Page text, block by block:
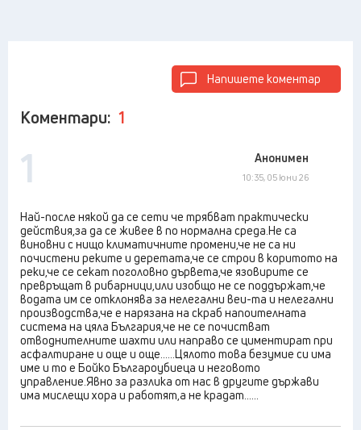
Напишете коментар
Коментари: 1
1 Анонимен
10:35, 05 юни 26
Най-после някой да се сети че трябват практически
действия,за да се живее в по нормална среда.Не са
виновни с нищо климатичните промени,че не са ни
почистени реките и деретата,че се строи в коритото на
реки,че се секат поголовно дървета,че язовирите се
превръщат в рибарници,или изобщо не се поддържат,че
водата им се отклонява за нелегални веи-та и нелегални
производства,че е нарязана на скраб напоителната
система на цяла България,че не се почистват
отводнителните шахти или направо се циментират при
асфалтиране и още и още......Цялото това безумие си има
име и то е Бойко Българоубиеца и неговото
управление.Явно за разлика от нас в другите държави
има мислещи хора и работят,а не крадат......